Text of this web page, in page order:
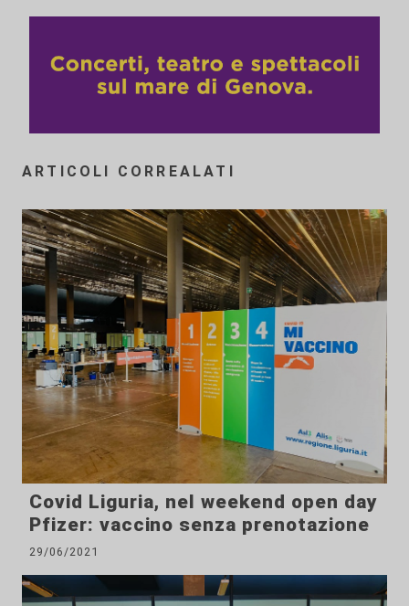
ARTICOLI CORREALATI
Covid Liguria, nel weekend open day
Pfizer: vaccino senza prenotazione
29/06/2021